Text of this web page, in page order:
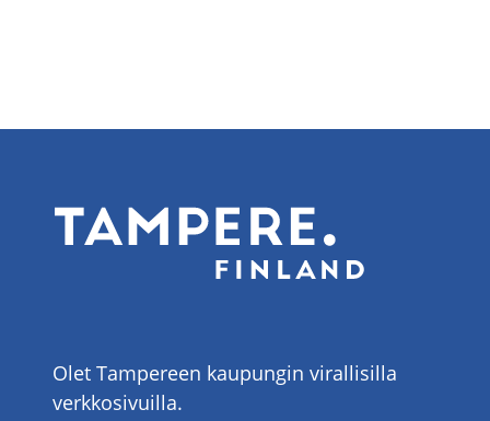
Olet Tampereen kaupungin virallisilla
verkkosivuilla.